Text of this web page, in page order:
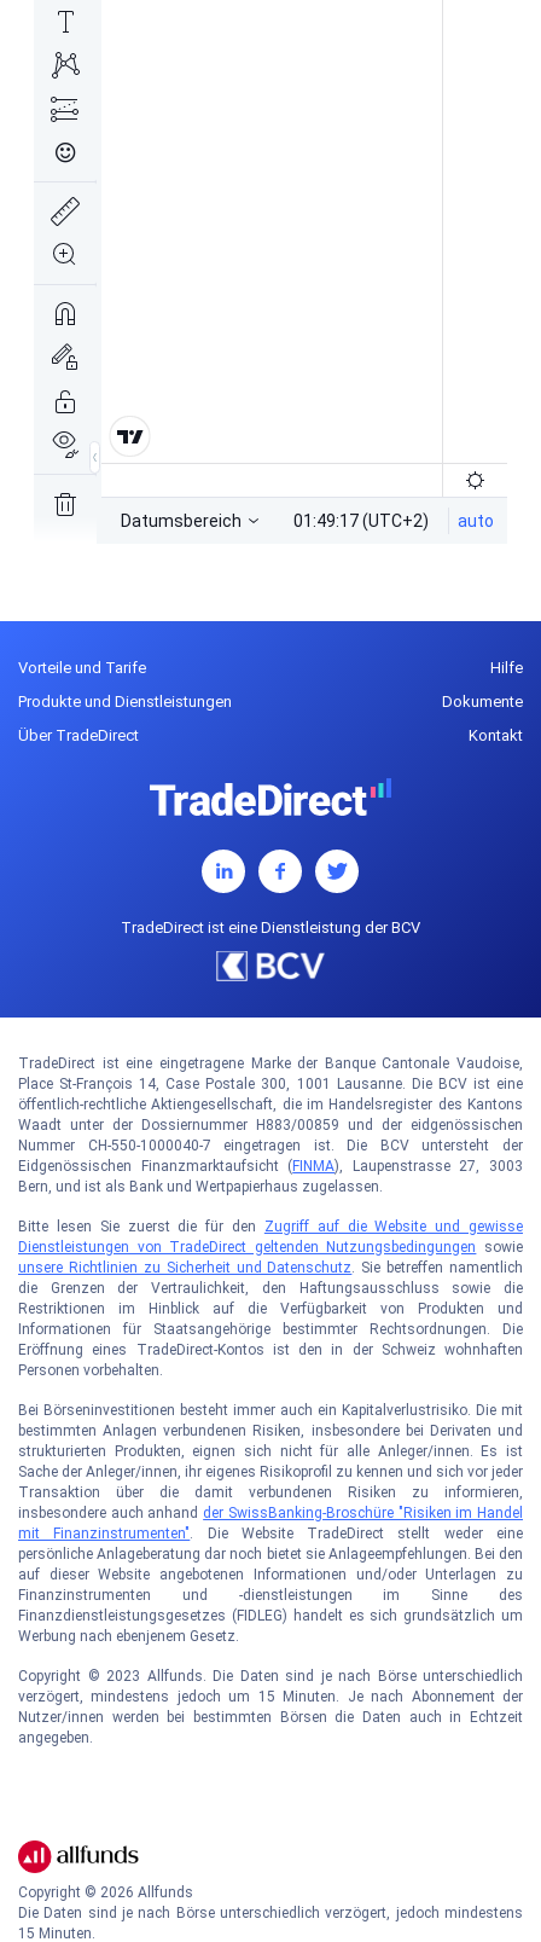
Vorteile und Tarife
Produkte und Dienstleistungen
Über TradeDirect
Hilfe
Dokumente
Kontakt
TradeDirect ist eine Dienstleistung der BCV
TradeDirect ist eine eingetragene Marke der Banque Cantonale Vaudoise,
Place St-François 14, Case Postale 300, 1001 Lausanne. Die BCV ist eine
öffentlich-rechtliche Aktiengesellschaft, die im Handelsregister des Kantons
Waadt unter der Dossiernummer H883/00859 und der eidgenössischen
Nummer CH-550-1000040-7 eingetragen ist. Die BCV untersteht der
Eidgenössischen Finanzmarktaufsicht (FINMA), Laupenstrasse 27, 3003
Bern, und ist als Bank und Wertpapierhaus zugelassen.
Bitte lesen Sie zuerst die für den Zugriff auf die Website und gewisse
Dienstleistungen von TradeDirect geltenden Nutzungsbedingungen
sowie
unsere Richtlinien zu Sicherheit und Datenschutz. Sie betreffen namentlich
die Grenzen der Vertraulichkeit, den Haftungsausschluss sowie die
Restriktionen im Hinblick auf die Verfügbarkeit von Produkten und
Informationen für Staatsangehörige bestimmter Rechtsordnungen. Die
Eröffnung eines TradeDirect-Kontos ist den in der Schweiz wohnhaften
Personen vorbehalten.
Bei Börseninvestitionen besteht immer auch ein Kapitalverlustrisiko. Die mit
bestimmten Anlagen verbundenen Risiken, insbesondere bei Derivaten und
strukturierten Produkten, eignen sich nicht für alle Anleger/innen. Es ist
Sache der Anleger/innen, ihr eigenes Risikoprofil zu kennen und sich vor jeder
Transaktion über die damit verbundenen Risiken zu informieren,
insbesondere auch anhand der SwissBanking-Broschüre "Risiken im Handel
mit Finanzinstrumenten". Die Website TradeDirect stellt weder eine
persönliche Anlageberatung dar noch bietet sie Anlageempfehlungen. Bei den
auf dieser Website angebotenen Informationen und/oder Unterlagen zu
Finanzinstrumenten und -dienstleistungen im Sinne des
Finanzdienstleistungsgesetzes (FIDLEG) handelt es sich grundsätzlich um
Werbung nach ebenjenem Gesetz.
Copyright © 2023 Allfunds. Die Daten sind je nach Börse unterschiedlich
verzögert, mindestens jedoch um 15 Minuten. Je nach Abonnement der
Nutzer/innen werden bei bestimmten Börsen die Daten auch in Echtzeit
angegeben.
Copyright © 2026 Allfunds
Die Daten sind je nach Börse unterschiedlich verzögert, jedoch mindestens
15 Minuten.